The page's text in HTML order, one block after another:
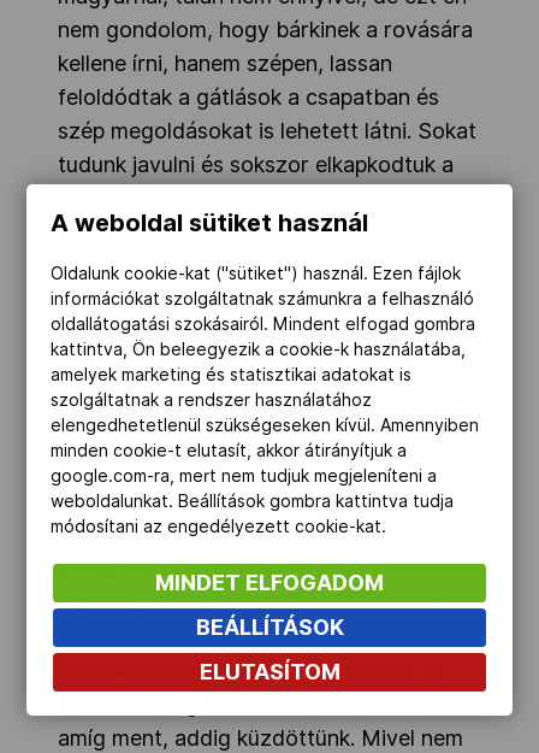
nem gondolom, hogy bárkinek a rovására
kellene írni, hanem szépen, lassan
feloldódtak a gátlások a csapatban és
szép megoldásokat is lehetett látni. Sokat
tudunk javulni és sokszor elkapkodtuk a
gólt lőttünk.
- Amit ma előtérbe helyeztünk mindenki
láthatta, az a védekezés volt, mert végül
is az utolsó két percet leszámítva elég
rendesen megoldottuk, és ez
mindenképpen bíztató jelnek tűnik. Holnap
lesz egy újabb meccs, ugyanez ellen az
ellenfél ellen, újra össze kell magunkat
szedjük, mert lehetett látni, hogy azért
van a román csapatban játékerő.
Kovács István:
"Az látszott, hogy a magyar csapat sokkal
előrébb jár, mint a miénk, amely csak
három hete kezdte el a felkészülést. A
amíg ment, addig küzdöttünk. Mivel nem
A weboldal sütiket használ
Oldalunk cookie-kat ("sütiket") használ. Ezen fájlok
információkat szolgáltatnak számunkra a felhasználó
oldallátogatási szokásairól. Mindent elfogad gombra
kattintva, Ön beleegyezik a cookie-k használatába,
amelyek marketing és statisztikai adatokat is
szolgáltatnak a rendszer használatához
elengedhetetlenül szükségeseken kívül. Amennyiben
minden cookie-t elutasít, akkor átirányítjuk a
google.com-ra, mert nem tudjuk megjeleníteni a
weboldalunkat. Beállítások gombra kattintva tudja
módosítani az engedélyezett cookie-kat.
MINDET ELFOGADOM
BEÁLLÍTÁSOK
ELUTASÍTOM